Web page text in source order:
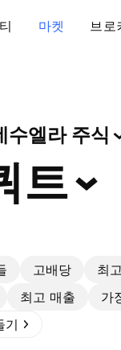
마켓 브로
수엘라 주식
트
고배당 최
최고 매출 가
기